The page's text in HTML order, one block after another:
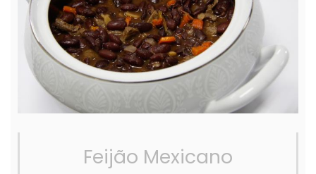
Feijão Mexicano